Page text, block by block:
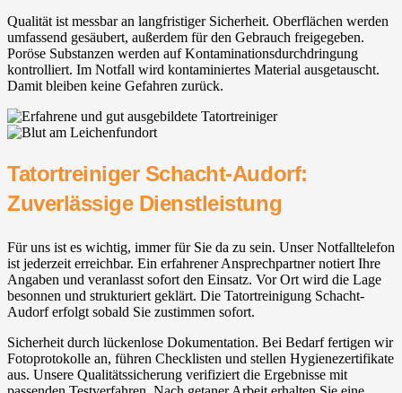
Qualität ist messbar an langfristiger Sicherheit. Oberflächen werden
umfassend gesäubert, außerdem für den Gebrauch freigegeben.
Poröse Substanzen werden auf Kontaminationsdurchdringung
kontrolliert. Im Notfall wird kontaminiertes Material ausgetauscht.
Damit bleiben keine Gefahren zurück.
Tatortreiniger Schacht-Audorf:
Zuverlässige Dienstleistung
Für uns ist es wichtig, immer für Sie da zu sein. Unser Notfalltelefon
ist jederzeit erreichbar. Ein erfahrener Ansprechpartner notiert Ihre
Angaben und veranlasst sofort den Einsatz. Vor Ort wird die Lage
besonnen und strukturiert geklärt. Die Tatortreinigung Schacht-
Audorf erfolgt sobald Sie zustimmen sofort.
Sicherheit durch lückenlose Dokumentation. Bei Bedarf fertigen wir
Fotoprotokolle an, führen Checklisten und stellen Hygienezertifikate
aus. Unsere Qualitätssicherung verifiziert die Ergebnisse mit